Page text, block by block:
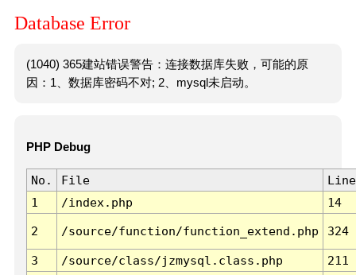
Database Error
(1040) 365建站错误警告：连接数据库失败，可能的原
因：1、数据库密码不对; 2、mysql未启动。
PHP Debug
No. File
Line
1
/index.php 14
2 /source/function/function_extend.php 324
3 /source/class/jzmysql.class.php
211